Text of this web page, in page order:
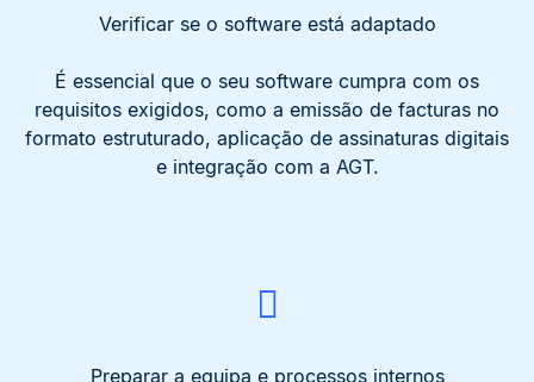
Verificar se o software está adaptado
É essencial que o seu software cumpra com os
requisitos exigidos, como a emissão de facturas no
formato estruturado, aplicação de assinaturas digitais
e integração com a AGT.
Preparar a equipa e processos internos